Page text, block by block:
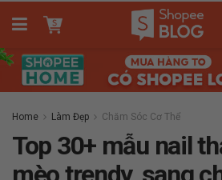
Home Làm Đẹp Chăm Sóc Cơ Thể
Top 30+ mẫu nail